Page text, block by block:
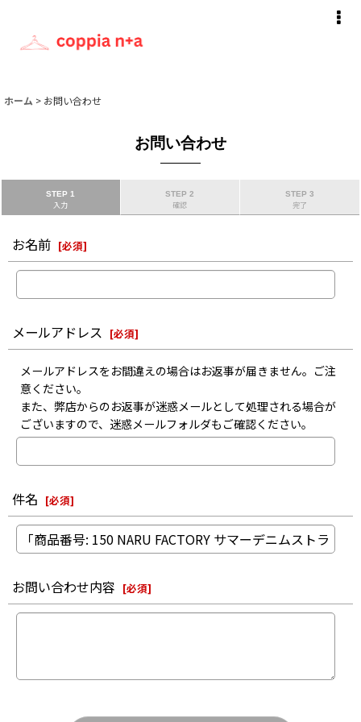
ホーム > お問い合わせ
お問い合わせ
STEP 1
入力
STEP 2
確認
STEP 3
完了
お名前 [必須]
メールアドレス [必須]
メールアドレスをお間違えの場合はお返事が届きません。ご注
意ください。
また、弊店からのお返事が迷惑メールとして処理される場合が
ございますので、迷惑メールフォルダもご確認ください。
件名 [必須]
お問い合わせ内容 [必須]